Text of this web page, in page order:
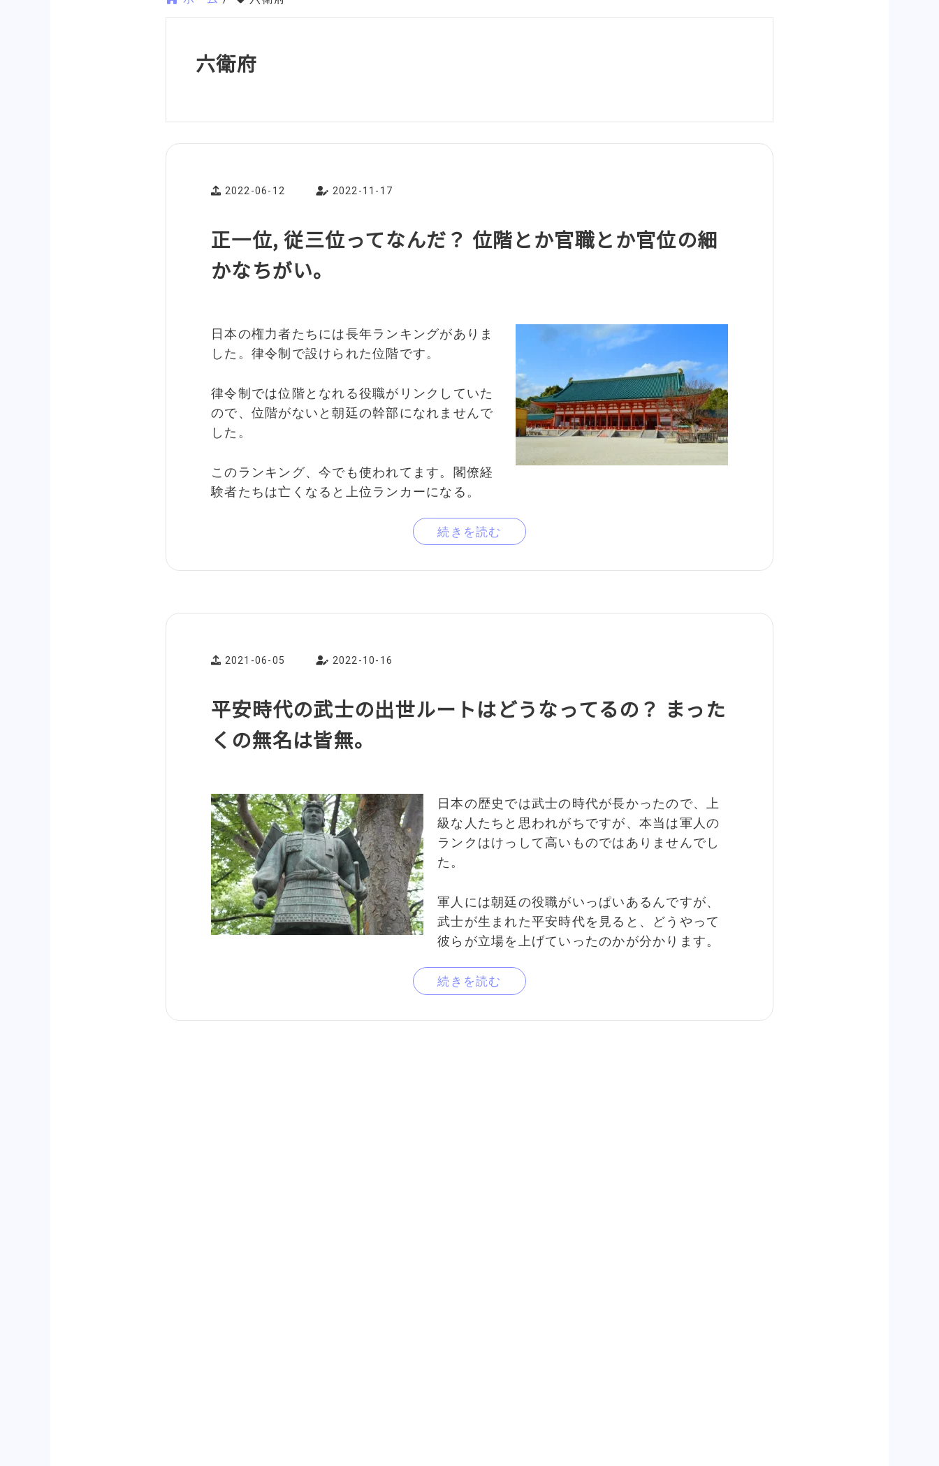
六衛府
2022-06-12 2022-11-17
正一位, 従三位ってなんだ？ 位階とか官職とか官位の細
かなちがい。
日本の権力者たちには長年ランキングがありま
した。律令制で設けられた位階です。
律令制では位階となれる役職がリンクしていた
ので、位階がないと朝廷の幹部になれませんで
した。
このランキング、今でも使われてます。閣僚経
験者たちは亡くなると上位ランカーになる。
続きを読む
2021-06-05 2022-10-16
平安時代の武士の出世ルートはどうなってるの？ まった
くの無名は皆無。
日本の歴史では武士の時代が長かったので、上
級な人たちと思われがちですが、本当は軍人の
ランクはけっして高いものではありませんでし
た。
軍人には朝廷の役職がいっぱいあるんですが、
武士が生まれた平安時代を見ると、どうやって
彼らが立場を上げていったのかが分かります。
続きを読む